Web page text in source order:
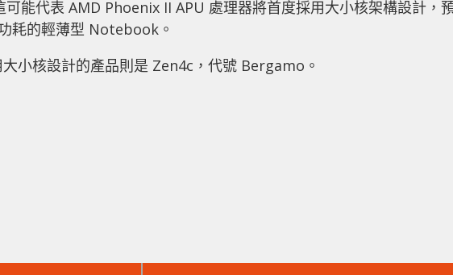
能代表 AMD Phoenix II APU 處理器將首度採用大小核架構設計，
耗的輕薄型 Notebook。
小核設計的產品則是 Zen4c，代號 Bergamo。